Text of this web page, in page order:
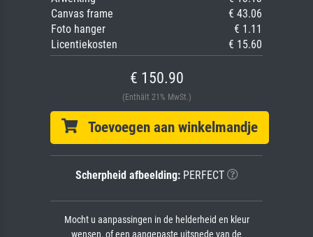
Canvas frame
€ 43.06
Foto hanger
€ 1.11
Licentiekosten
€ 15.60
€ 150.90
(Enthält 21% MwSt.)
Toevoegen aan winkelmandje
Scherpheid afbeelding:PERFECT
Mocht u aanpassingen in de helderheid en kleur